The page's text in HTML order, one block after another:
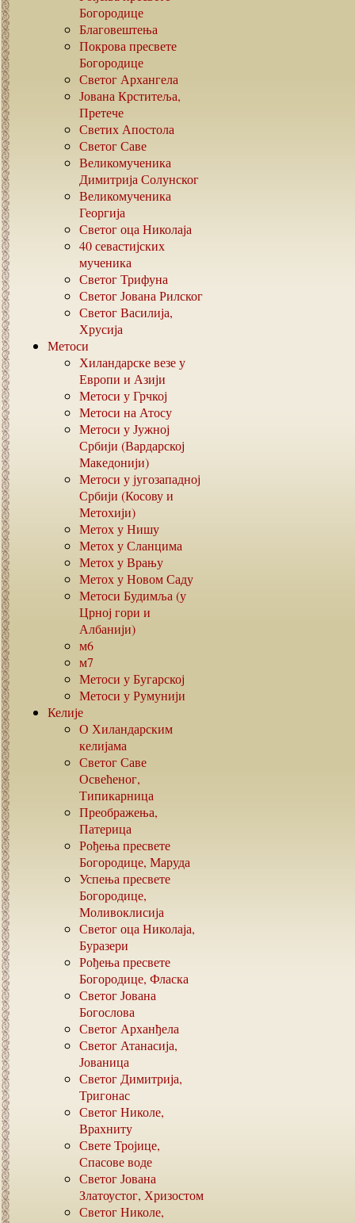
Богородице
Благовештења
Покрова пресвете
Богородице
Светог Архангела
Јована Крститеља,
Претече
Светих Апостола
Светог Саве
Великомученика
Димитрија Солунског
Великомученика
Георгија
Светог оца Николаја
40севастијских
мученика
Светог Трифуна
Светог Јована Рилског
Светог Василија,
Хрусија
Метоси
Хиландарске везе у
Европи и Азији
Метоси у Грчкој
Метоси на Атосу
Метоси у Јужној
Србији (Вардарској
Македонији)
Метоси у југозападној
Србији (Косову и
Метохији)
Метох у Нишу
Метох у Сланцима
Метох у Врању
Метох у Новом Саду
Метоси Будимља (у
Црној гори и
Албанији)
м6
м7
Метоси у Бугарској
Метоси у Румунији
Келије
О Хиландарским
келијама
Светог Саве
Освећеног,
Типикарница
Преображења,
Патерица
Рођења пресвете
Богородице, Маруда
Успења пресвете
Богородице,
Моливоклисија
Светог оца Николаја,
Буразери
Рођења пресвете
Богородице, Фласка
Светог Јована
Богослова
Светог Арханђела
Светог Атанасија,
Јованица
Светог Димитрија,
Тригонас
Светог Николе,
Врахниту
Свете Тројице,
Спасове воде
Светог Јована
Златоустог, Хризостом
Светог Николе,